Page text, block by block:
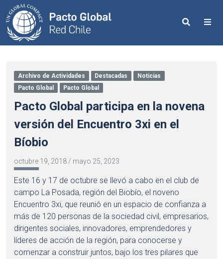
Search
Archivo de Actividades Destacadas
Noticias
Pacto Global
Pacto Global
Pacto Global participa en la novena
versión del Encuentro 3xi en el
Bíobio
octubre 19, 2018 / mayo 25, 2023
Este 16 y 17 de octubre se llevó a cabo en el club de
campo La Posada, región del Biobío, el noveno
Encuentro 3xi, que reunió en un espacio de confianza a
más de 120 personas de la sociedad civil, empresarios,
dirigentes sociales, innovadores, emprendedores y
líderes de acción de la región, para conocerse y
comenzar a construir juntos, bajo los tres pilares que